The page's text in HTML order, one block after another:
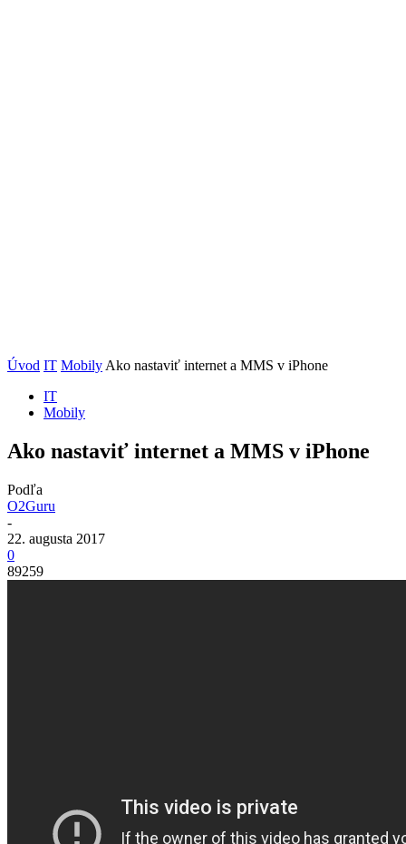
Úvod IT Mobily Ako nastaviť internet a MMS v iPhone
IT
Mobily
Ako nastaviť internet a MMS v iPhone
Podľa
O2Guru
-
22. augusta 2017
0
89259